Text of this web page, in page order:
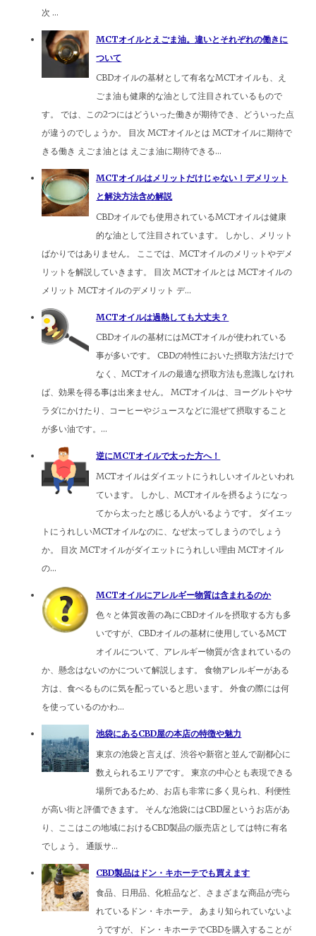
次 ...
MCTオイルとえごま油。違いとそれぞれの働きに
ついて
CBDオイルの基材として有名なMCTオイルも、え
ごま油も健康的な油として注目されているもので
す。 では、この2つにはどういった働きが期待でき、どういった点
が違うのでしょうか。 目次 MCTオイルとは MCTオイルに期待で
きる働き えごま油とは えごま油に期待できる...
MCTオイルはメリットだけじゃない！デメリット
と解決方法含め解説
CBDオイルでも使用されているMCTオイルは健康
的な油として注目されています。 しかし、メリット
ばかりではありません。 ここでは、MCTオイルのメリットやデメ
リットを解説していきます。 目次 MCTオイルとは MCTオイルの
メリット MCTオイルのデメリット デ...
MCTオイルは過熱しても大丈夫？
CBDオイルの基材にはMCTオイルが使われている
事が多いです。 CBDの特性においた摂取方法だけで
なく、MCTオイルの最適な摂取方法も意識しなけれ
ば、効果を得る事は出来ません。 MCTオイルは、ヨーグルトやサ
ラダにかけたり、コーヒーやジュースなどに混ぜて摂取すること
が多い油です。...
逆にMCTオイルで太った方へ！
MCTオイルはダイエットにうれしいオイルといわれ
ています。 しかし、MCTオイルを摂るようになっ
てから太ったと感じる人がいるようです。 ダイエッ
トにうれしいMCTオイルなのに、なぜ太ってしまうのでしょう
か。 目次 MCTオイルがダイエットにうれしい理由 MCTオイル
の...
MCTオイルにアレルギー物質は含まれるのか
色々と体質改善の為にCBDオイルを摂取する方も多
いですが、CBDオイルの基材に使用しているMCT
オイルについて、アレルギー物質が含まれているの
か、懸念はないのかについて解説します。 食物アレルギーがある
方は、食べるものに気を配っていると思います。 外食の際には何
を使っているのかわ...
池袋にあるCBD屋の本店の特徴や魅力
東京の池袋と言えば、渋谷や新宿と並んで副都心に
数えられるエリアです。 東京の中心とも表現できる
場所であるため、お店も非常に多く見られ、利便性
が高い街と評価できます。 そんな池袋にはCBD屋というお店があ
り、ここはこの地域におけるCBD製品の販売店としては特に有名
でしょう。 通販サ...
CBD製品はドン・キホーテでも買えます
食品、日用品、化粧品など、さまざまな商品が売ら
れているドン・キホーテ。 あまり知られていないよ
うですが、ドン・キホーテでCBDを購入することが